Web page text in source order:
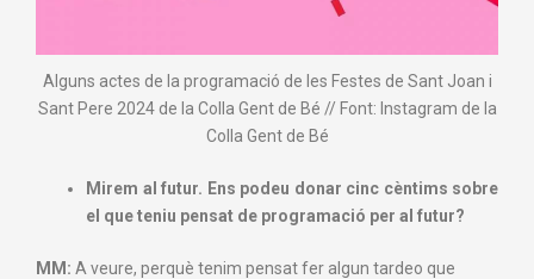
Alguns actes de la programació de les Festes de Sant Joan i
Sant Pere 2024 de la Colla Gent de Bé // Font: Instagram de la
Colla Gent de Bé
Mirem al futur. Ens podeu donar cinc cèntims sobre
el que teniu pensat de programació per al futur?
MM: A veure, perquè tenim pensat fer algun tardeo que